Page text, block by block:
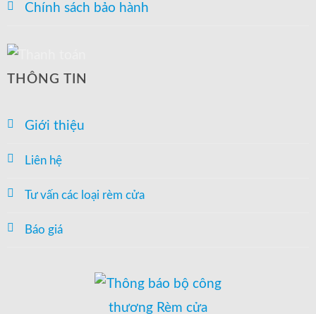
Chính sách bảo hành
THÔNG TIN
Giới thiệu
Liên hệ
Tư vấn các loại rèm cửa
Báo giá